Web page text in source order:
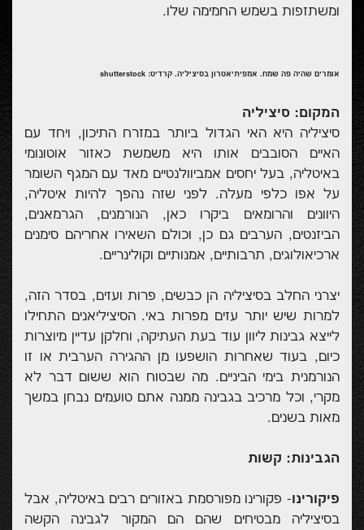
ומשתזפות בשמש החמימה שלו.
אומרים שהיה פה שמח. אמפיתיאטרון בסיציליה. קרדיט: shutterstock
המקום: סיציליה
סיציליה היא האי הגדול ביותר במזרח התיכון, ויחד עם
האיים הסובבים אותו היא משמשת כאזור אוטונומי
באיטליה, בעל יחסים אמביוולנטיים מאד עם המגף השומר
על אפו כלפי מעלה. לפני שזה נהפך להיות איטליה,
היוונים והרומאים ביקרו כאן, הנורמנים, הגרמאנים,
הביזנטים, הערבים גם כן, וכולם השאירו אחריהם סימנים
ארכיאולוגים, תרבותיים, אמנותיים וקולינריים.
יצרני החלב בסיציליה הן כבשים, פרות ועזים, בסדר הזה,
למרות שיש יותר עזים מפרות באי. הסיציליאנים התחילו
לייצא גבינות ליוון עוד בעת העתיקה, וחלקן עדיין מיוצרות
כיום, בעוד שאחרות הושפעו מן ההגירה הערבית או זו
הנורמנית בימי הביניים. מה שבטוח הוא ששום דבר לא
מקרי, וכל מרכיב בגבינה ממנה אתם טועמים נבחן במשך
מאות בשנים.
הגבינות: קשות
פיקורינו- פקורינו מפורסמת באזורים רבים באיטליה, אבל
בסיציליה מבטיחים שהם הם המקור לגבינה הקשה